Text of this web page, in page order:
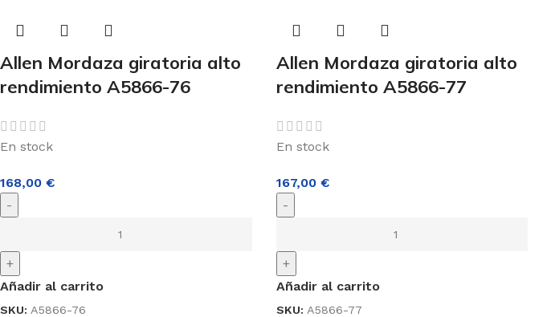
Allen Mordaza giratoria alto
rendimiento A5866-76
En stock
168,00 €
-
+
Añadir al carrito
SKU: A5866-76
Allen Mordaza giratoria alto
rendimiento A5866-77
En stock
167,00 €
-
+
Añadir al carrito
SKU: A5866-77